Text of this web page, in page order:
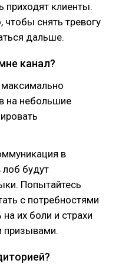
клиенты.
чтобы снять тревогу
дальше.
канал?
на небольшие
в
лоб будут
Попытайтесь
с потребностями
их боли и страхи
призывами.